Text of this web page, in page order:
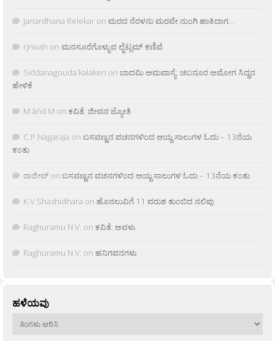
Janardhana Relekar on ಮರದ ನೆರಳನು ಮರವೇ ನುಂಗಿ ಹಾಕಿದಾಗ…
rjnivah on ಮನಸೂರೆಗೊಳ್ಳುವ ಲೈಟ್ಲಮ್ ಕಣಿವೆ
Siddanagouda kalakeri on ಬಾದಮಿ ಅಮವಾಸ್ಯೆ: ಚಬನೂರ ಅಮೋಗ ಸಿದ್ದನ
ಹೇಳಿಕೆ
M âñd M on ಕವಿತೆ: ಜೀವನ ಜ್ಯೋತಿ
C.P.Nagaraja on ಬಸವಣ್ಣನ ವಚನಗಳಿಂದ ಆಯ್ದ ಸಾಲುಗಳ ಓದು – 13ನೆಯ
ಕಂತು
ರಾಜೀವ್ on ಬಸವಣ್ಣನ ವಚನಗಳಿಂದ ಆಯ್ದ ಸಾಲುಗಳ ಓದು – 13ನೆಯ ಕಂತು
K.V Shashidhara on ಹೊನಲುವಿಗೆ 11 ವರುಶ ತುಂಬಿದ ನಲಿವು
Raghuramu N.V. on ಕವಿತೆ: ಅವಳು
Raghuramu N.V. on ಹನಿಗವನಗಳು
ಹಳೆಯವು
ಹಳೆಯವು